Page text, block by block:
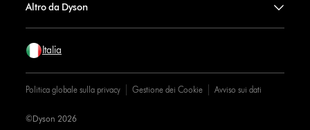
Altro da Dyson
Italia
Politica globale sulla privacy Gestione dei Cookie Avviso sui dati
©Dyson 2026